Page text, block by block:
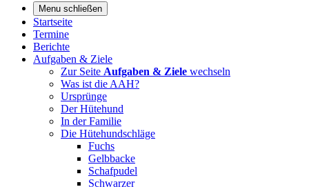
Menu schließen
Startseite
Termine
Berichte
Aufgaben & Ziele
Zur Seite Aufgaben & Ziele wechseln
Was ist die AAH?
Ursprünge
Der Hütehund
In der Familie
Die Hütehundschläge
Fuchs
Gelbbacke
Schafpudel
Schwarzer